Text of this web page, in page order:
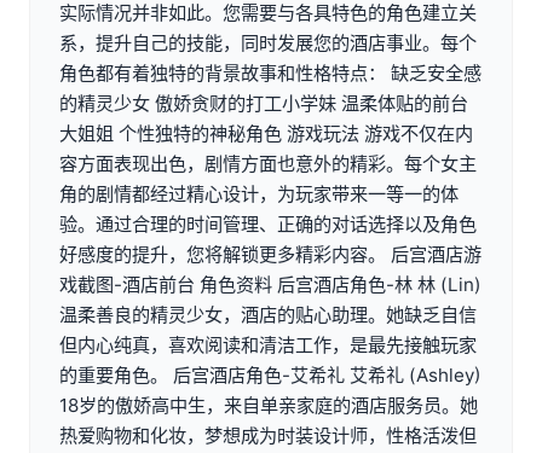
实际情况并非如此。您需要与各具特色的角色建立关
系，提升自己的技能，同时发展您的酒店事业。每个
角色都有着独特的背景故事和性格特点： 缺乏安全感
的精灵少女 傲娇贪财的打工小学妹 温柔体贴的前台
大姐姐 个性独特的神秘角色 游戏玩法 游戏不仅在内
容方面表现出色，剧情方面也意外的精彩。每个女主
角的剧情都经过精心设计，为玩家带来一等一的体
验。通过合理的时间管理、正确的对话选择以及角色
好感度的提升，您将解锁更多精彩内容。 后宫酒店游
戏截图-酒店前台 角色资料 后宫酒店角色-林 林 (Lin)
温柔善良的精灵少女，酒店的贴心助理。她缺乏自信
但内心纯真，喜欢阅读和清洁工作，是最先接触玩家
的重要角色。 后宫酒店角色-艾希礼 艾希礼 (Ashley)
18岁的傲娇高中生，来自单亲家庭的酒店服务员。她
热爱购物和化妆，梦想成为时装设计师，性格活泼但